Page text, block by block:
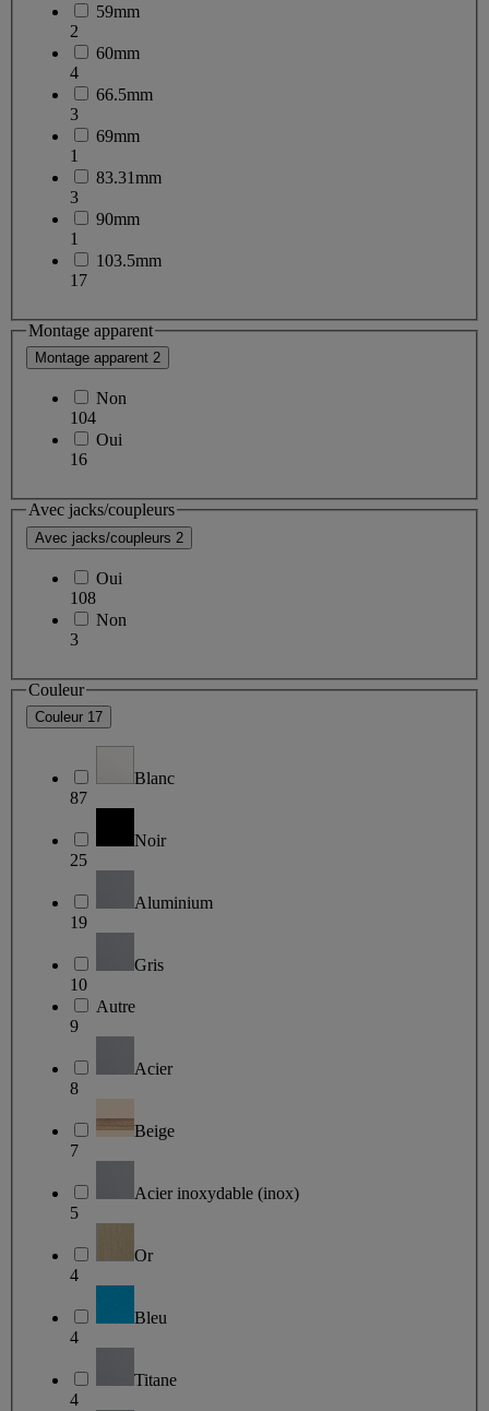
59mm
2
60mm
4
66.5mm
3
69mm
1
83.31mm
3
90mm
1
103.5mm
17
Montage apparent
Montage apparent 2
Non
104
Oui
16
Avec jacks/coupleurs
Avec jacks/coupleurs 2
Oui
108
Non
3
Couleur
Couleur 17
Blanc
87
Noir
25
Aluminium
19
Gris
10
Autre
9
Acier
8
Beige
7
Acier inoxydable (inox)
5
Or
4
Bleu
4
Titane
4